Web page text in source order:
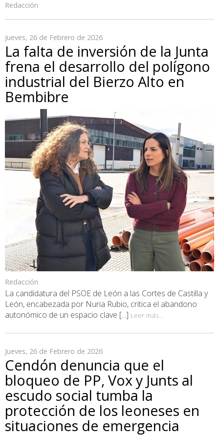
Redacción
Jueves, 26 de Febrero de 2026
La falta de inversión de la Junta
frena el desarrollo del polígono
industrial del Bierzo Alto en
Bembibre
Redacción
La candidatura del PSOE de León a las Cortes de Castilla y
León, encabezada por Nuria Rubio, critica el abandono
autonómico de un espacio clave [...] Leer más...
Jueves, 26 de Febrero de 2026
Cendón denuncia que el
bloqueo de PP, Vox y Junts al
escudo social tumba la
protección de los leoneses en
situaciones de emergencia